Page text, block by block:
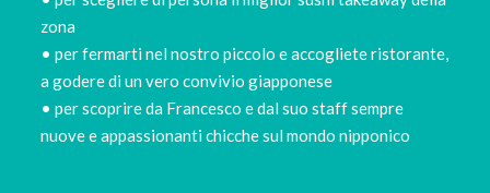
zona
• per fermarti nel nostro piccolo e accogliete ristorante,
a godere di un vero convivio giapponese
• per scoprire da Francesco e dal suo staff sempre
nuove e appassionanti chicche sul mondo nipponico